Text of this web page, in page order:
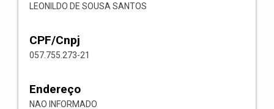
LEONILDO DE SOUSA SANTOS
CPF/Cnpj
057.755.273-21
Endereço
NAO INFORMADO